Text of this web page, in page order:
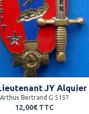
Arthus Bertrand G 5157
12,00€ TTC